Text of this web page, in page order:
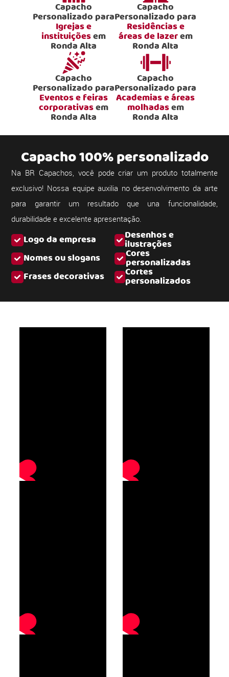
Capacho
Personalizado para
Igrejas e
instituiçõesem
Ronda Alta
Capacho
Personalizado para
Residências e
áreas de lazerem
Ronda Alta
Capacho
Personalizado para
Eventos e feiras
corporativasem
Ronda Alta
Capacho
Personalizado para
Academias e áreas
molhadasem
Ronda Alta
Logo da empresa Desenhos e
ilustrações
Nomes ou slogans
Cores
personalizadas
Frases decorativas
Cortes
personalizados
Capacho 100% personalizado
Na BR Capachos, você pode criar um produto totalmente
exclusivo! Nossa equipe auxilia no desenvolvimento da arte
para garantir um resultado que una funcionalidade,
durabilidade e excelente apresentação.